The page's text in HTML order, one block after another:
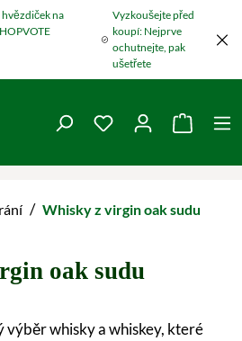
hvězdiček na
Vyzkoušejte před
koupí: Nejprve
ochutnejte, pak
ušetřete
Máte 0 položky v
/ Whisky z virgin oak sudu
oak sudu
výběr whisky a whiskey, které